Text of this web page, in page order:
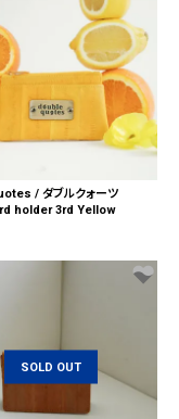
/ ダブルクォーツ
holder 3rd Yellow
SOLD OUT